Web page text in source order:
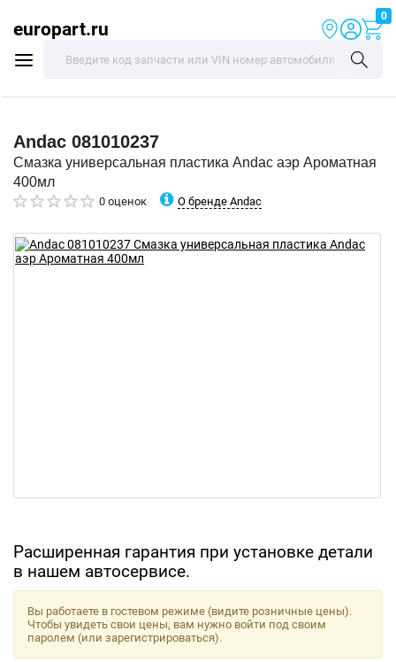
europart.ru
0
Andac 081010237
Смазка универсальная пластика Andac аэр Ароматная
400мл
0 оценок О бренде Andac
Расширенная гарантия при установке детали
в нашем автосервисе.
Вы работаете в гостевом режиме (видите розничные цены).
Чтобы увидеть свои цены, вам нужно войти под своим
паролем (или зарегистрироваться).